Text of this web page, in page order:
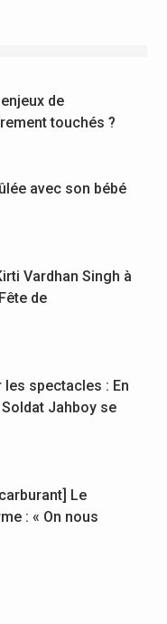
de
touchés ?
avec son bébé
Vardhan Singh à
de
spectacles : En
Jahboy se
Le
: « On nous